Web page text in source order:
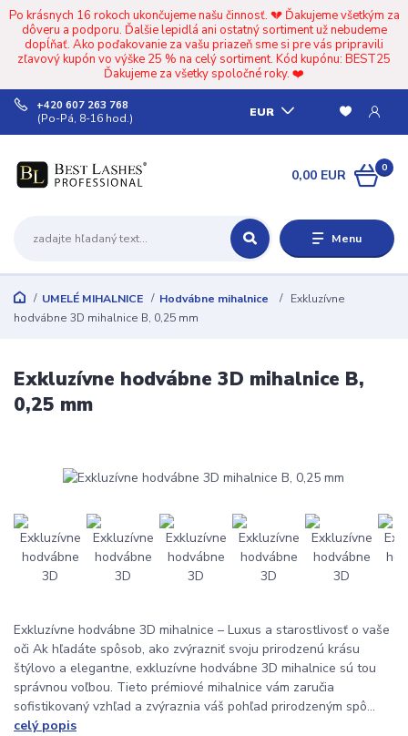
Po krásnych 16 rokoch ukončujeme našu činnosť. 💔 Ďakujeme všetkým za
dôveru a podporu. Ďalšie lepidlá ani ostatný sortiment už nebudeme
dopĺňať. Ako poďakovanie za vašu priazeň sme si pre vás pripravili
zľavový kupón vo výške 25 % na celý sortiment. Kód kupónu: BEST25
Ďakujeme za všetky spoločné roky. ❤️
Menu
EUR
+420 607 263 768
(Po-Pá, 8-16 hod.)
0
0,00 EUR
UMELÉ MIHALNICE Hodvábne mihalnice
Exkluzívne
hodvábne 3D mihalnice B, 0,25 mm
Exkluzívne hodvábne 3D mihalnice B,
0,25 mm
Exkluzívne hodvábne 3D mihalnice – Luxus a starostlivosť o vaše
oči Ak hľadáte spôsob, ako zvýrazniť svoju prirodzenú krásu
štýlovo a elegantne, exkluzívne hodvábne 3D mihalnice sú tou
správnou voľbou. Tieto prémiové mihalnice vám zaručia
sofistikovaný vzhľad a zvýraznia váš pohľad prirodzeným spô...
celý popis